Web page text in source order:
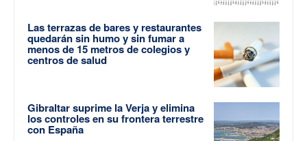
Las terrazas de bares y restaurantes
quedarán sin humo y sin fumar a
menos de 15 metros de colegios y
centros de salud
Gibraltar suprime la Verja y elimina
los controles en su frontera terrestre
con España